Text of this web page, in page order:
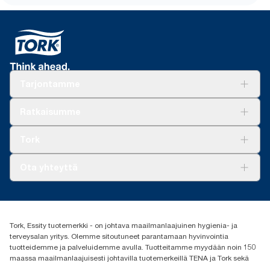
(+358) 9 5068 8222
Oy Essity Finland Ab
Revontulenkuja 1
02100 Espoo
Tork, Essity tuotemerkki - on johtava maailmanlaajuinen hygienia- ja
terveysalan yritys. Olemme sitoutuneet parantamaan hyvinvointia
tuotteidemme ja palveluidemme avulla. Tuotteitamme myydään noin 150
maassa maailmanlaajuisesti johtavilla tuotemerkeillä TENA ja Tork sekä